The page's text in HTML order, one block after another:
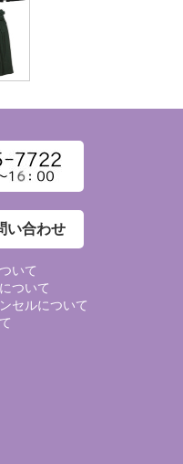
い合わせ
いて
ついて
セルについて